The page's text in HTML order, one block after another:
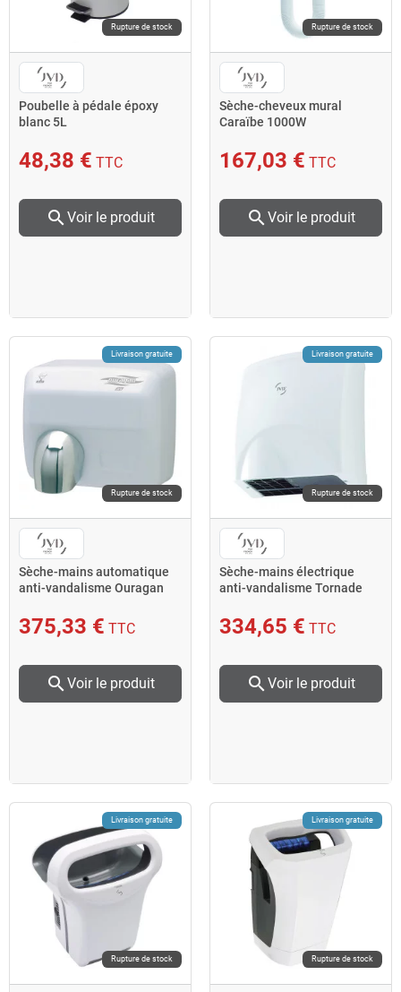
Rupture de stock
Poubelle à pédale époxy
blanc 5L
48,38 € TTC
search Voir le produit
Rupture de stock
Sèche-cheveux mural
Caraïbe 1000W
167,03 € TTC
search Voir le produit
Livraison gratuite
Rupture de stock
Sèche-mains automatique
anti-vandalisme Ouragan
375,33 € TTC
search Voir le produit
Livraison gratuite
Rupture de stock
Sèche-mains électrique
anti-vandalisme Tornade
334,65 € TTC
search Voir le produit
Livraison gratuite
Rupture de stock
Livraison gratuite
Rupture de stock